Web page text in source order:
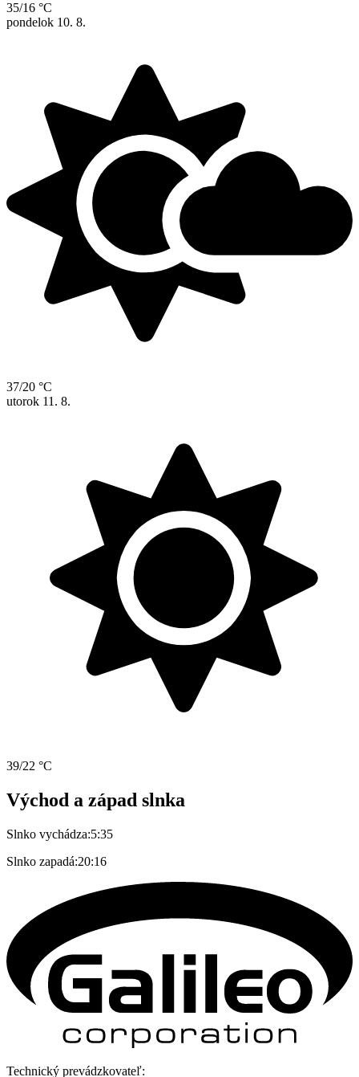
35/16 °C
pondelok 10. 8.
37/20 °C
utorok 11. 8.
39/22 °C
Východ a západ slnka
Slnko vychádza:5:35
Slnko zapadá:20:16
Technický prevádzkovateľ: